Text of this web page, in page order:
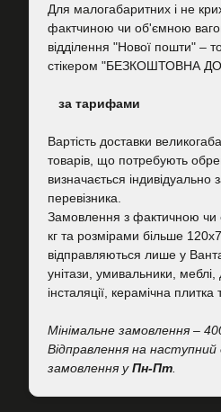
Для малогабаритних і не
фактчиною чи об'ємною
відділення "Нової пошти" –
стікером "БЕЗКОШТОВНА
за тарифами
Вартість доставки
товарів, що потребують
визначається
перевізника.
Замовлення з фактичною чи
кг та розмірами більше
відправляються лише у
унітази, умивальники, меблі,
інсталяції, керамічна плитка
Мінімальне замовлення –
Відправлення на наступний
замовлення уПн-Пт